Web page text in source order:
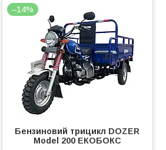
–14%
Бензиновий трицикл DOZER
Model 200 ЕКОБОКС